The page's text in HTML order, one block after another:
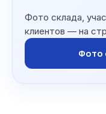
Фото склада,
клиентов — на
Фото